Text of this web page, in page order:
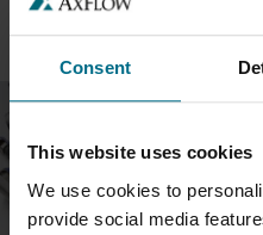
Consent
This website uses cookies
We use cookies to
provide social media